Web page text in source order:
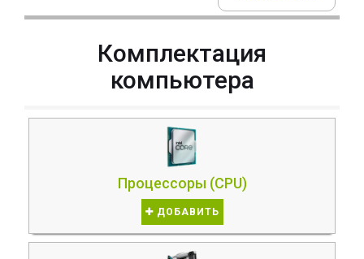
Комплектация
компьютера
Процессоры (CPU)
ДОБАВИТЬ